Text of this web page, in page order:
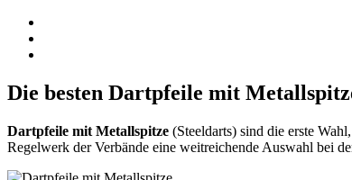
Die besten Dartpfeile mit
Dartpfeile mit Metallspitze (Steeldarts) sind die erste
Regelwerk der Verbände eine weitreichende Auswahl bei